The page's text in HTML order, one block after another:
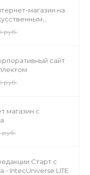
магазин на
руб.
сайт
руб.
магазин с
руб.
Старт с
- IntecUniverse LITE